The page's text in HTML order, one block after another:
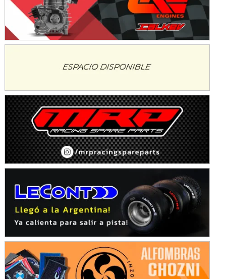
KDO - F6
Ciudad de Trenque Lauquen (Asfalto)
Trenque Lauquen (Buenos Aires)
Parque de la Velocidad (Asfalto)
VICTORIENSE - F7
El Cerro (Tierra)
Victoria (Entre Ríos)
PATAGONICO - F6
Moto Club Reginense (Tierra)
Gral. E. Godoy (Río Negro)
CSK - F7
Humboldt (Santa Fe)
NORESTE SANTAFESINO - F6
Avellaneda (Santa Fe)
José Samuel Sánchez (Tierra)
Rufino (Santa Fe)